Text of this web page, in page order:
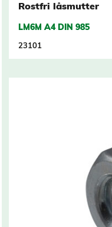
Rostfri låsmutter
LM6M A4 DIN 985
23101